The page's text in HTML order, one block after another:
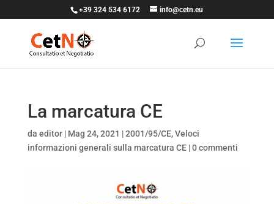
+39 324 534 6172 info@cetn.eu
La marcatura CE
da editor| Mag 24, 2021 |2001/95/CE,Veloci
informazioni generali sulla marcatura CE|0 commenti